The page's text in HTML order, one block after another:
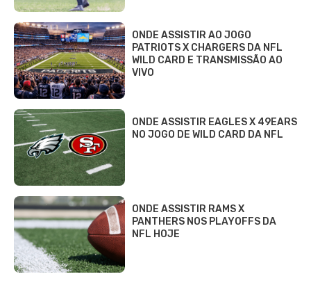
ONDE ASSISTIR AO JOGO
PATRIOTS X CHARGERS DA NFL
WILD CARD E TRANSMISSÃO AO
VIVO
ONDE ASSISTIR EAGLES X 49EARS
NO JOGO DE WILD CARD DA NFL
ONDE ASSISTIR RAMS X
PANTHERS NOS PLAYOFFS DA
NFL HOJE